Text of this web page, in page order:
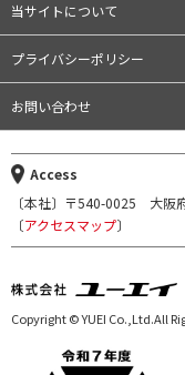
当サイトについて
プライバシーポリシー
お問い合わせ
Access
〔本社〕〒540-0025 大阪
〔アクセスマップ〕
Copyright © YUEI Co.,Ltd.All